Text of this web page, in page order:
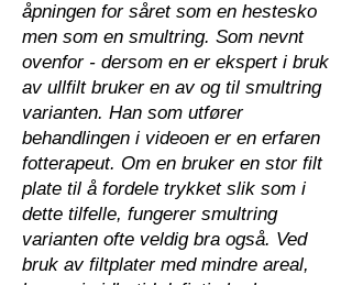
åpningen for såret som en hestesko
men som en smultring. Som nevnt
ovenfor - dersom en er ekspert i bruk
av ullfilt bruker en av og til smultring
varianten. Han som utfører
behandlingen i videoen er en erfaren
fotterapeut. Om en bruker en stor filt
plate til å fordele trykket slik som i
dette tilfelle, fungerer smultring
varianten ofte veldig bra også. Ved
bruk av filtplater med mindre areal,